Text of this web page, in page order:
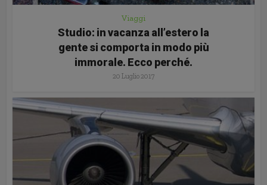
Viaggi
Studio: in vacanza all’estero la
gente si comporta in modo più
immorale. Ecco perché.
20 Luglio 2017